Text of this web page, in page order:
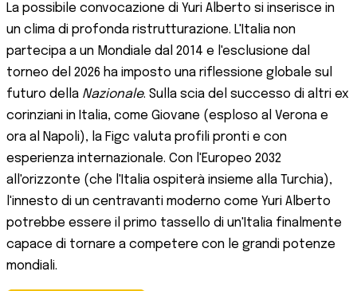
La possibile convocazione di Yuri Alberto si inserisce in
un clima di profonda ristrutturazione. L'Italia non
partecipa a un Mondiale dal 2014 e l'esclusione dal
torneo del 2026 ha imposto una riflessione globale sul
futuro della Nazionale. Sulla scia del successo di altri ex
corinziani in Italia, come Giovane (esploso al Verona e
ora al Napoli), la Figc valuta profili pronti e con
esperienza internazionale. Con l'Europeo 2032
all'orizzonte (che l'Italia ospiterà insieme alla Turchia),
l'innesto di un centravanti moderno come Yuri Alberto
potrebbe essere il primo tassello di un'Italia finalmente
capace di tornare a competere con le grandi potenze
mondiali.